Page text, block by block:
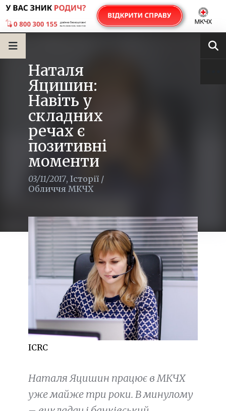
Наталя
Яцишин:
Навіть у
складних
речах є
позитивні
моменти
03/11/2017, Історії /
Обличчя МКЧХ
ICRC
Наталя Яцишин працює в МКЧХ
уже майже три роки. В минулому